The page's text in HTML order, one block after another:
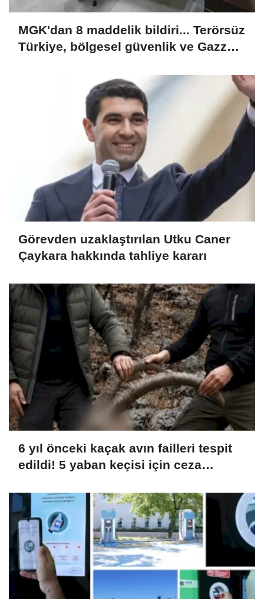
MGK'dan 8 maddelik bildiri... Terörsüz
Türkiye, bölgesel güvenlik ve Gazze
Görevden uzaklaştırılan Utku Caner
Çaykara hakkında tahliye kararı
6 yıl önceki kaçak avın failleri tespit
edildi! 5 yaban keçisi için ceza